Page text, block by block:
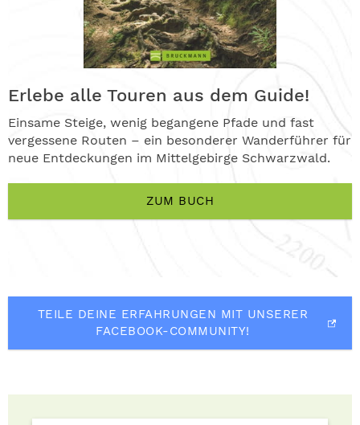
Erlebe alle Touren aus dem Guide!
Einsame Steige, wenig begangene Pfade und fast
vergessene Routen – ein besonderer Wanderführer für
neue Entdeckungen im Mittelgebirge Schwarzwald.
ZUM BUCH
TEILE DEINE ERFAHRUNGEN MIT UNSERER
FACEBOOK-COMMUNITY!